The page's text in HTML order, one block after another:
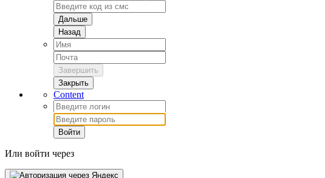
Дальше
Назад
Завершить
Закрыть
Content
Войти
Или войти через